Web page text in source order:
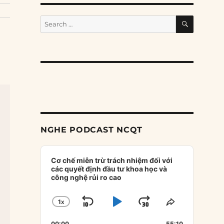
Search
for:
SEARCH
NGHE PODCAST NCQT
Audio
Player
Cơ chế miễn trừ trách nhiệm đối với
các quyết định đầu tư khoa học và
công nghệ rủi ro cao
CHANGE
1X
SKIPPLAYJUMPSHARE